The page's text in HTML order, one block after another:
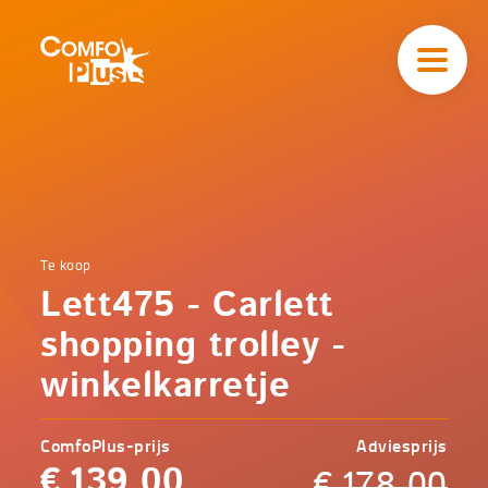
Home
Koopjeshoek
Carlett
shopping
trolley -
Comfoplus
-
Te koop
Lett475 - Carlett
shopping trolley -
winkelkarretje
ComfoPlus-prijs Adviesprijs
navigatieComfoPlus